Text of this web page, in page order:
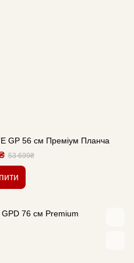
GP 56 см Преміум Планча
53 699₴